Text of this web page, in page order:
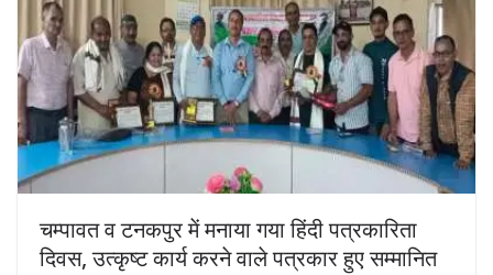
चम्पावत व ​टनकपुर में मनाया गया हिंदी पत्रकारिता
दिवस, उत्कृष्ट कार्य करने वाले पत्रकार हुए सम्मानित